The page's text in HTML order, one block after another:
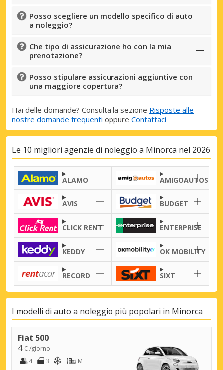
Posso scegliere un modello specifico di auto
a noleggio?
Che tipo di assicurazione ho con la mia
prenotazione?
Posso stipulare assicurazioni aggiuntive con
una maggiore copertura?
Hai delle domande? Consulta la sezione Risposte alle
nostre domande frequenti oppure Contattaci
Le 10 migliori agenzie di noleggio a Minorca nel 2026
ALAMO AMIGOAUTOS
AVIS BUDGET
CLICK RENT ENTERPRISE
KEDDY OK MOBILITY
RECORD SIXT
I modelli di auto a noleggio più popolari in Minorca
Fiat 500
4€ /giorno
4
3 M